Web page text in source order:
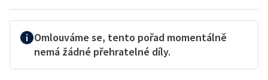
Omlouváme se, tento pořad momentálně
nemá žádné přehratelné díly.